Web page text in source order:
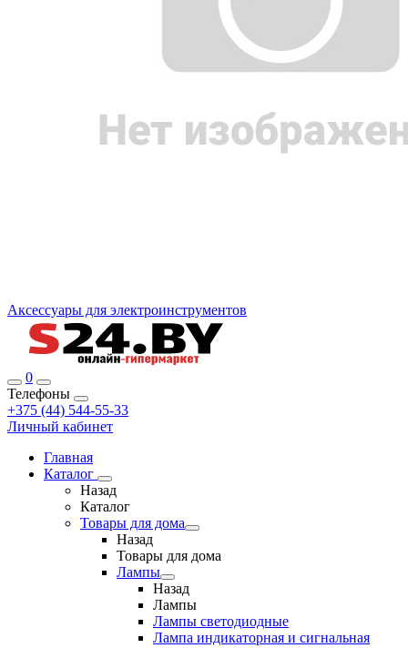
Аксессуары для электроинструментов
0
Телефоны
+375 (44) 544-55-33
Личный кабинет
Главная
Каталог
Назад
Каталог
Товары для дома
Назад
Товары для дома
Лампы
Назад
Лампы
Лампы светодиодные
Лампа индикаторная и сигнальная